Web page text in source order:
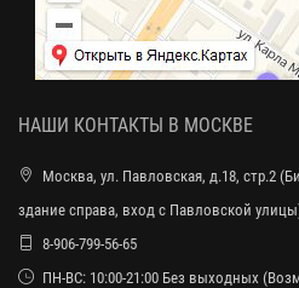
НАШИ КОНТАКТЫ В МОСКВЕ
Москва, ул. Павловская, д.18, стр.2
здание справа, вход с Павловской
8-906-799-56-65
ПН-ВС: 10:00-21:00 Без выходных